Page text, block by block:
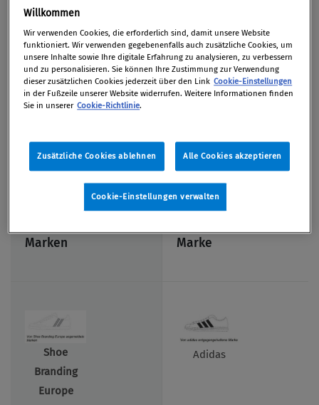
belgische Unternehmen Shoe Branding Europe beim
Amt der Europäischen Union für geistiges Eigentum
(EUIPO) die Eintragung von zwei Unionsmarken
(Illustration unten links), eine davon für
Schuhwaren, die andere für Sicherheits- und
Schutzschuhe. Das deutsche Unternehmen Adidas
seine unten rechts abgebildete Marke:
Marken
Marke
Shoe
Branding
Europe
Adidas
Willkommen
Wir verwenden Cookies, die erforderlich sind, damit unsere Website
funktioniert. Wir verwenden gegebenenfalls auch zusätzliche Cookies, um
unsere Inhalte sowie Ihre digitale Erfahrung zu analysieren, zu verbessern
und zu personalisieren. Sie können Ihre Zustimmung zur Verwendung
dieser zusätzlichen Cookies jederzeit über den Link Cookie-Einstellungen
in der Fußzeile unserer Website widerrufen. Weitere Informationen finden
Sie in unserer Cookie-Richtlinie.
Zusätzliche Cookies ablehnen Alle Cookies akzeptieren
Cookie-Einstellungen verwalten